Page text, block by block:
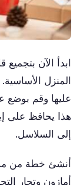
ابدأ الآن
المنزل
عليها وقم بوضع
هذا يحافظ على
إلى السلاسل.
أنشئ خطة من
أمازون وتجار